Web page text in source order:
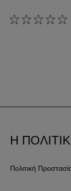
rating: 0 out of 5
Η
Πολιτική